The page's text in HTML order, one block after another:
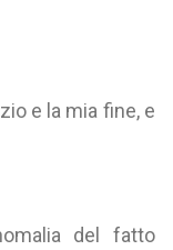
e la mia fine, e
del fatto